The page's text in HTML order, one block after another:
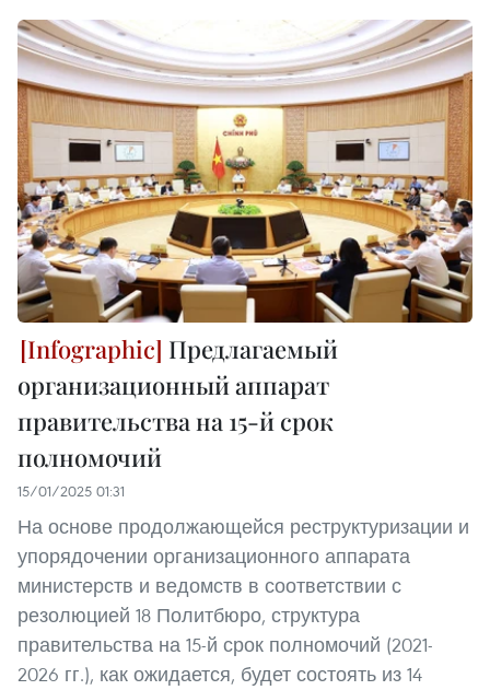
Предлагаемый
организационный аппарат
правительства на 15-й срок
полномочий
15/01/2025 01:31
На основе продолжающейся реструктуризации и
упорядочении организационного аппарата
министерств и ведомств в соответствии с
резолюцией 18 Политбюро, структура
правительства на 15-й срок полномочий (2021-
2026 гг.), как ожидается, будет состоять из 14